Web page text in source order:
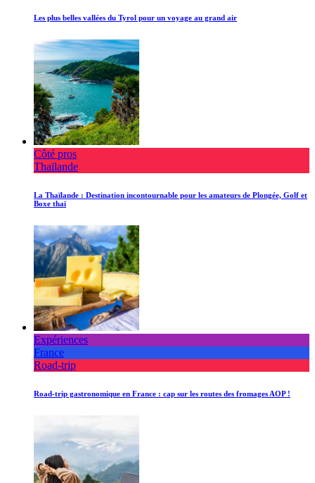
Les plus belles vallées du Tyrol pour un voyage au grand air
Côté pros
Thaïlande
La Thaïlande : Destination incontournable pour les amateurs de Plongée, Golf et
Boxe thaï
Expériences
France
Road-trip
Road-trip gastronomique en France : cap sur les routes des fromages AOP !